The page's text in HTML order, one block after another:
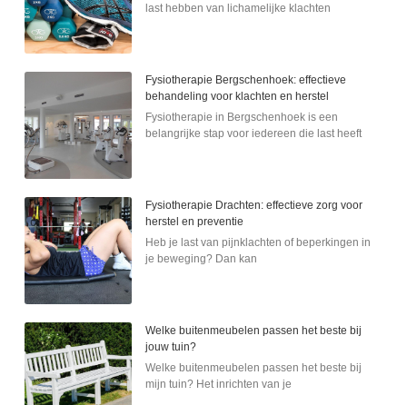
last hebben van lichamelijke klachten
Fysiotherapie Bergschenhoek: effectieve
behandeling voor klachten en herstel
Fysiotherapie in Bergschenhoek is een
belangrijke stap voor iedereen die last heeft
Fysiotherapie Drachten: effectieve zorg voor
herstel en preventie
Heb je last van pijnklachten of beperkingen in
je beweging? Dan kan
Welke buitenmeubelen passen het beste bij
jouw tuin?
Welke buitenmeubelen passen het beste bij
mijn tuin? Het inrichten van je